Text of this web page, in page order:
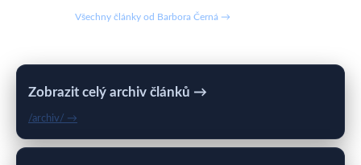
Všechny články od Barbora Černá →
Zobrazit celý archiv článků →
/archiv/ →